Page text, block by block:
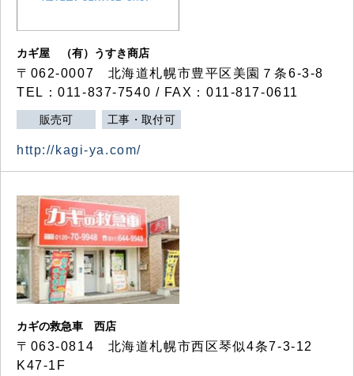
カギ屋 （有）うすき商店
〒062-0007 北海道札幌市豊平区美園７条6-3-8
TEL：011-837-7540 / FAX：011-817-0611
販売可 工事・取付可
http://kagi-ya.com/
カギの救急車 西店
〒063-0814 北海道札幌市西区琴似4条7-3-12
K47-1F